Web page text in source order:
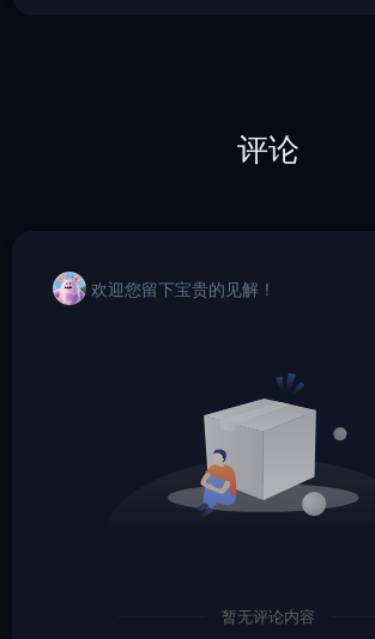
评论
欢迎您留下宝贵的见解！
暂无评论内容